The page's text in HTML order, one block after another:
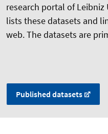
research portal of
lists these datasets and
web. The datasets are
Published datasets